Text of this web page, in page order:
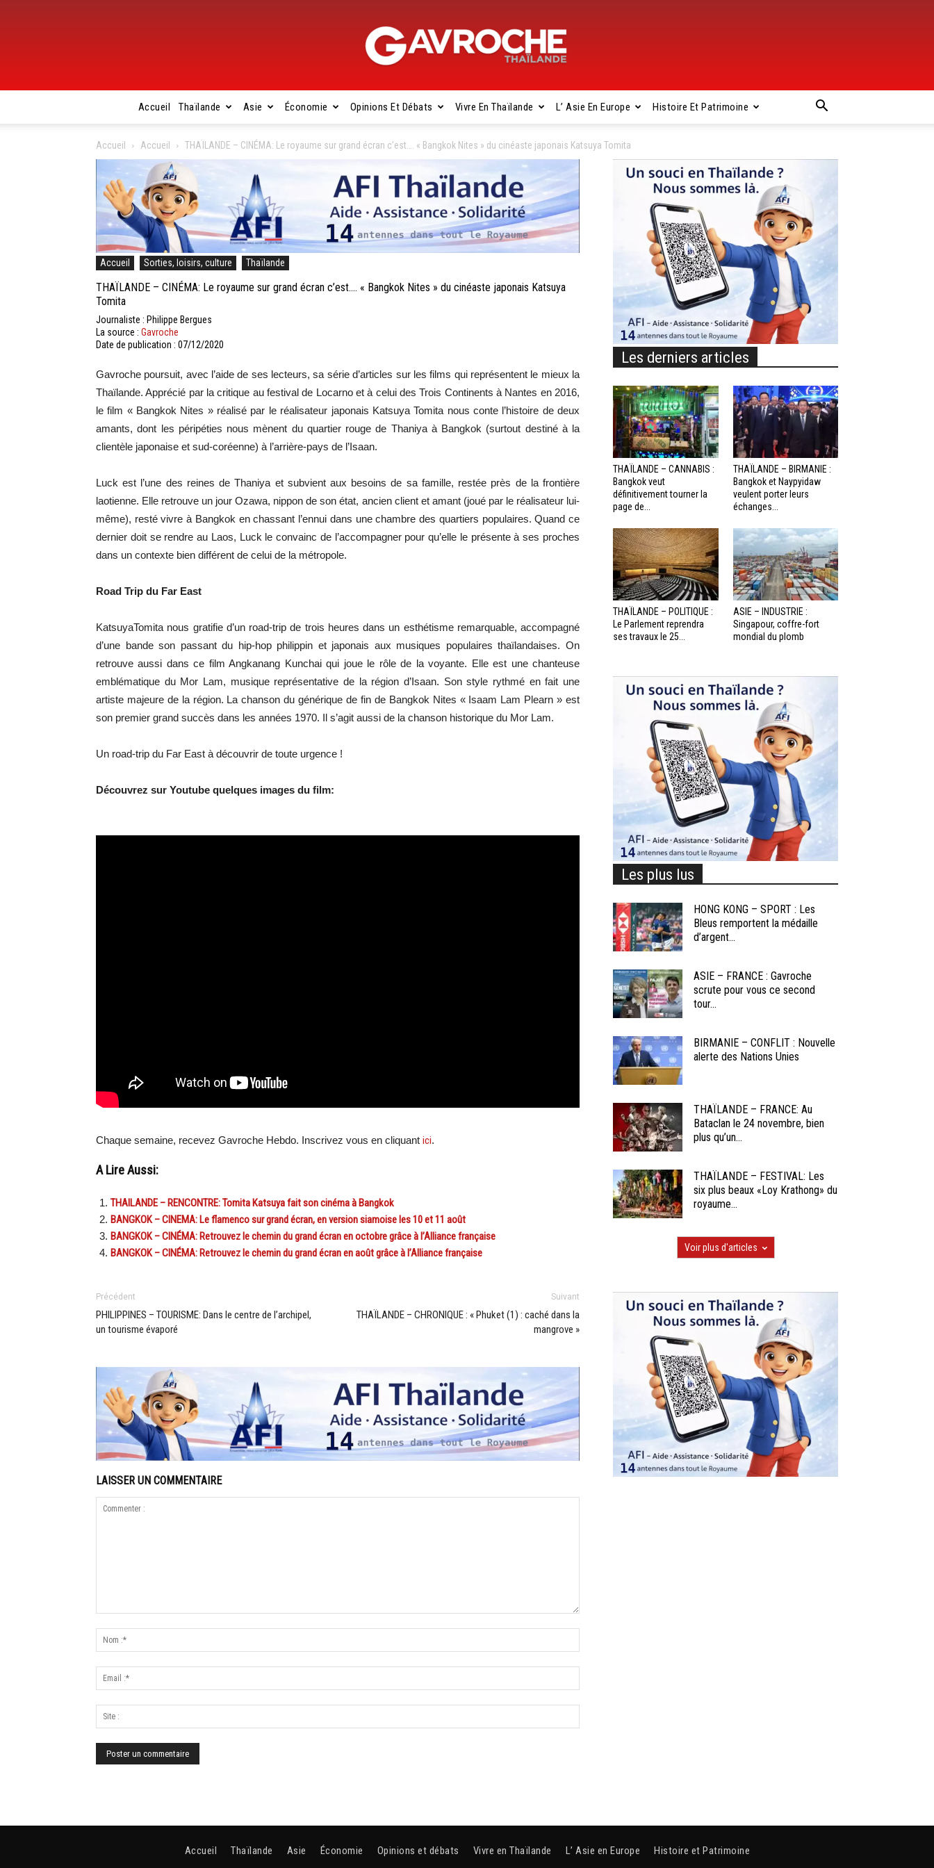
Gavroche
Thaïlande
Accueil Thaïlande Asie Économie Opinions Et Débats Vivre En Thaïlande L’ Asie En Europe Histoire Et Patrimoine
Accueil Accueil THAÏLANDE – CINÉMA: Le royaume sur grand écran c’est…. « Bangkok Nites » du cinéaste japonais Katsuya Tomita
Accueil Sorties, loisirs, culture Thaïlande
THAÏLANDE – CINÉMA: Le royaume sur grand écran c’est…. « Bangkok Nites » du cinéaste japonais Katsuya
Tomita
Journaliste : Philippe Bergues
La source : Gavroche
Date de publication : 07/12/2020
Gavroche poursuit, avec l’aide de ses lecteurs, sa série d’articles sur les films qui représentent le mieux la
Thaïlande. Apprécié par la critique au festival de Locarno et à celui des Trois Continents à Nantes en 2016,
le film « Bangkok Nites » réalisé par le réalisateur japonais Katsuya Tomita nous conte l’histoire de deux
amants, dont les péripéties nous mènent du quartier rouge de Thaniya à Bangkok (surtout destiné à la
clientèle japonaise et sud-coréenne) à l’arrière-pays de l’Isaan.
Luck est l’une des reines de Thaniya et subvient aux besoins de sa famille, restée près de la frontière
laotienne. Elle retrouve un jour Ozawa, nippon de son état, ancien client et amant (joué par le réalisateur lui-
même), resté vivre à Bangkok en chassant l’ennui dans une chambre des quartiers populaires. Quand ce
dernier doit se rendre au Laos, Luck le convainc de l’accompagner pour qu’elle le présente à ses proches
dans un contexte bien différent de celui de la métropole.
Road Trip du Far East
KatsuyaTomita nous gratifie d’un road-trip de trois heures dans un esthétisme remarquable, accompagné
d’une bande son passant du hip-hop philippin et japonais aux musiques populaires thaïlandaises. On
retrouve aussi dans ce film Angkanang Kunchai qui joue le rôle de la voyante. Elle est une chanteuse
emblématique du Mor Lam, musique représentative de la région d’Isaan. Son style rythmé en fait une
artiste majeure de la région. La chanson du générique de fin de Bangkok Nites « Isaam Lam Plearn » est
son premier grand succès dans les années 1970. Il s’agit aussi de la chanson historique du Mor Lam.
Un road-trip du Far East à découvrir de toute urgence !
Découvrez sur Youtube quelques images du film:
Chaque semaine, recevez Gavroche Hebdo. Inscrivez vous en cliquant ici.
A Lire Aussi:
THAILANDE – RENCONTRE: Tomita Katsuya fait son cinéma à Bangkok
BANGKOK – CINEMA: Le flamenco sur grand écran, en version siamoise les 10 et 11 août
BANGKOK – CINÉMA: Retrouvez le chemin du grand écran en octobre grâce à l’Alliance française
BANGKOK – CINÉMA: Retrouvez le chemin du grand écran en août grâce à l’Alliance française
Précédent
PHILIPPINES – TOURISME: Dans le centre de l’archipel,
un tourisme évaporé
Suivant
THAÏLANDE – CHRONIQUE : « Phuket (1) : caché dans la
mangrove »
LAISSER UN COMMENTAIRE
Les derniers articles
THAÏLANDE – CANNABIS :
Bangkok veut
définitivement tourner la
page de...
THAÏLANDE – BIRMANIE :
Bangkok et Naypyidaw
veulent porter leurs
échanges...
THAÏLANDE – POLITIQUE :
Le Parlement reprendra
ses travaux le 25...
ASIE – INDUSTRIE :
Singapour, coffre-fort
mondial du plomb
Les plus lus
HONG KONG – SPORT : Les
Bleus remportent la médaille
d’argent...
ASIE – FRANCE : Gavroche
scrute pour vous ce second
tour...
BIRMANIE – CONFLIT : Nouvelle
alerte des Nations Unies
THAÏLANDE – FRANCE: Au
Bataclan le 24 novembre, bien
plus qu’un...
THAÏLANDE – FESTIVAL: Les
six plus beaux «Loy Krathong» du
royaume...
Voir plus d'articles
Accueil Thaïlande Asie Économie Opinions et débats Vivre en Thaïlande L’ Asie en Europe Histoire et Patrimoine